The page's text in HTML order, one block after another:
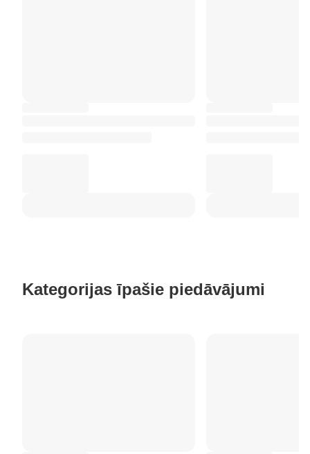
Kategorijas īpašie piedāvājumi